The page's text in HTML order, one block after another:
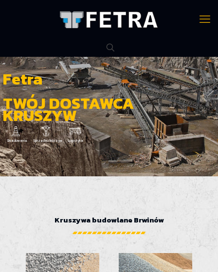
Fetra
TWÓJ DOSTAWCA
KRUSZYW
Składowanie Sprzedaż kruszyw Logistyka
Kruszywa budowlane Brwinów